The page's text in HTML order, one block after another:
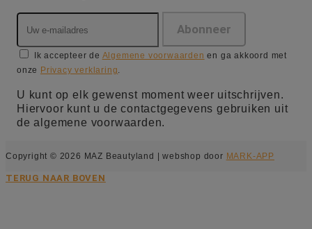
Ik accepteer de Algemene voorwaarden en ga akkoord met
onze Privacy verklaring.
U kunt op elk gewenst moment weer uitschrijven.
Hiervoor kunt u de contactgegevens gebruiken uit
de algemene voorwaarden.
Copyright © 2026 MAZ Beautyland | webshop door MARK-APP
TERUG NAAR BOVEN